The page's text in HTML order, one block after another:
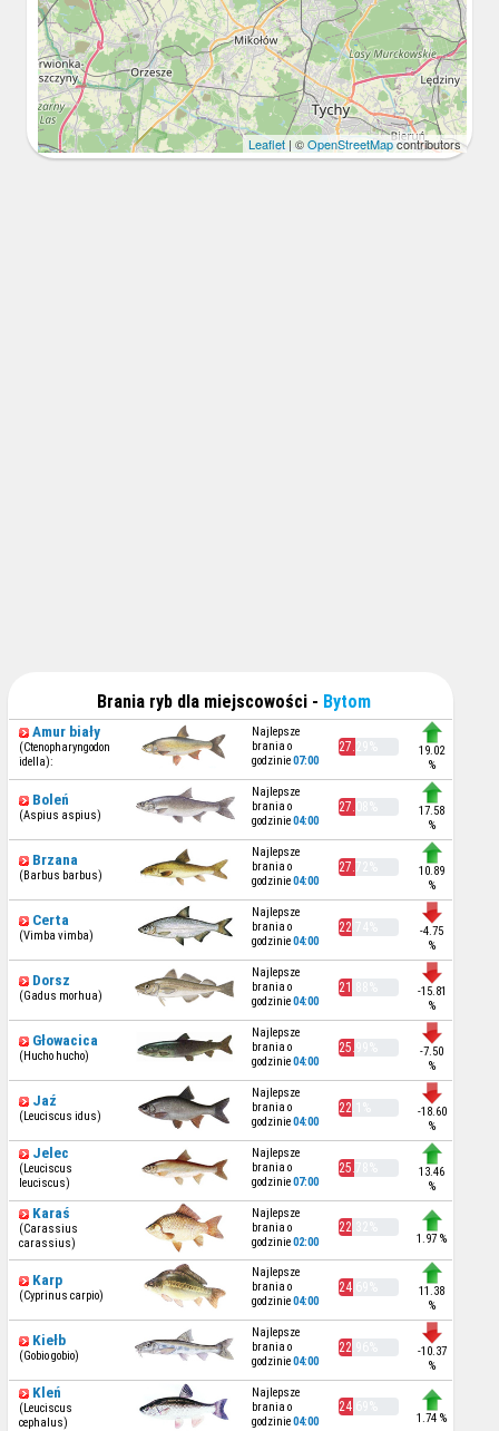
Leaflet| ©OpenStreetMapcontributors
Brania ryb dla miejscowości - Bytom
Amur biały
(Ctenopharyngodon
idella):
Najlepsze
brania o
godzinie07:00
27.29%
19.02
%
Boleń
(Aspius aspius)
Najlepsze
brania o
godzinie04:00
27.08%
17.58
%
Brzana
(Barbus barbus)
Najlepsze
brania o
godzinie04:00
27.72%
10.89
%
Certa
(Vimba vimba)
Najlepsze
brania o
godzinie04:00
22.74%
-4.75
%
Dorsz
(Gadus morhua)
Najlepsze
brania o
godzinie04:00
21.88%
-15.81
%
Głowacica
(Hucho hucho)
Najlepsze
brania o
godzinie04:00
25.99%
-7.50
%
Jaź
(Leuciscus idus)
Najlepsze
brania o
godzinie04:00
22.1%
-18.60
%
Jelec
(Leuciscus
leuciscus)
Najlepsze
brania o
godzinie07:00
25.78%
13.46
%
Karaś
(Carassius
carassius)
Najlepsze
brania o
godzinie02:00
22.32%
1.97 %
Karp
(Cyprinus carpio)
Najlepsze
brania o
godzinie04:00
24.69%
11.38
%
Kiełb
(Gobio gobio)
Najlepsze
brania o
godzinie04:00
22.96%
-10.37
%
Kleń
(Leuciscus
cephalus)
Najlepsze
brania o
godzinie04:00
24.69%
1.74 %